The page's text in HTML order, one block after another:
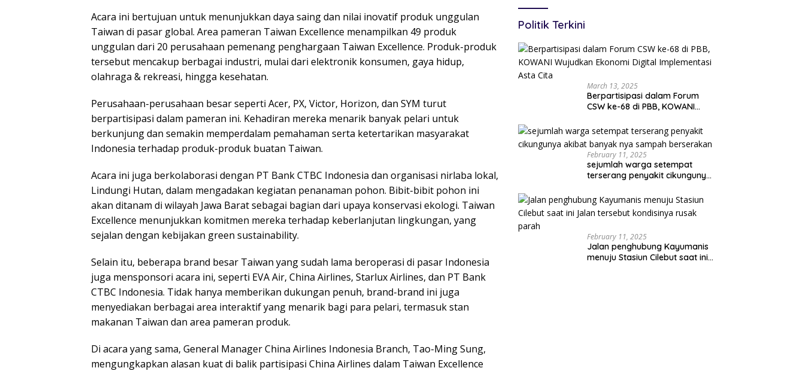
Acara ini bertujuan untuk menunjukkan daya saing dan nilai inovatif produk unggulan
Taiwan di pasar global. Area pameran Taiwan Excellence menampilkan 49 produk
unggulan dari 20 perusahaan pemenang penghargaan Taiwan Excellence. Produk-produk
tersebut mencakup berbagai industri, mulai dari elektronik konsumen, gaya hidup,
olahraga & rekreasi, hingga kesehatan.
Perusahaan-perusahaan besar seperti Acer, PX, Victor, Horizon, dan SYM turut
berpartisipasi dalam pameran ini. Kehadiran mereka menarik banyak pelari untuk
berkunjung dan semakin memperdalam pemahaman serta ketertarikan masyarakat
Indonesia terhadap produk-produk buatan Taiwan.
Acara ini juga berkolaborasi dengan PT Bank CTBC Indonesia dan organisasi nirlaba lokal,
Lindungi Hutan, dalam mengadakan kegiatan penanaman pohon. Bibit-bibit pohon ini
akan ditanam di wilayah Jawa Barat sebagai bagian dari upaya konservasi ekologi. Taiwan
Excellence menunjukkan komitmen mereka terhadap keberlanjutan lingkungan, yang
sejalan dengan kebijakan green sustainability.
Selain itu, beberapa brand besar Taiwan yang sudah lama beroperasi di pasar Indonesia
juga mensponsori acara ini, seperti EVA Air, China Airlines, Starlux Airlines, dan PT Bank
CTBC Indonesia. Tidak hanya memberikan dukungan penuh, brand-brand ini juga
menyediakan berbagai area interaktif yang menarik bagi para pelari, termasuk stan
makanan Taiwan dan area pameran produk.
Di acara yang sama, General Manager China Airlines Indonesia Branch, Tao-Ming Sung,
mengungkapkan alasan kuat di balik partisipasi China Airlines dalam Taiwan Excellence
Pertanahan
Politik Terkini
March 13, 2025
Berpartisipasi dalam Forum
CSW ke-68 di PBB, KOWANI
Implementasi Asta Cita
February 11, 2025
sejumlah warga setempat
terserang penyakit cikungunya
berserakan
February 11, 2025
Jalan penghubung Kayumanis
menuju Stasiun Cilebut saat ini